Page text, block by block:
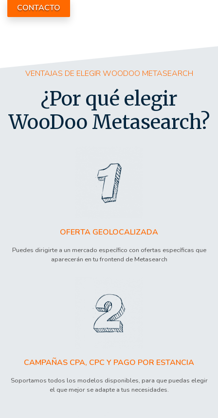
CONTACTO
VENTAJAS DE ELEGIR WOODOO METASEARCH
¿Por qué elegir
WooDoo Metasearch?
OFERTA GEOLOCALIZADA
Puedes dirigirte a un mercado específico con ofertas específicas que
aparecerán en tu frontend de Metasearch
CAMPAÑAS CPA, CPC Y PAGO POR ESTANCIA
Soportamos todos los modelos disponibles, para que puedas elegir
el que mejor se adapte a tus necesidades.